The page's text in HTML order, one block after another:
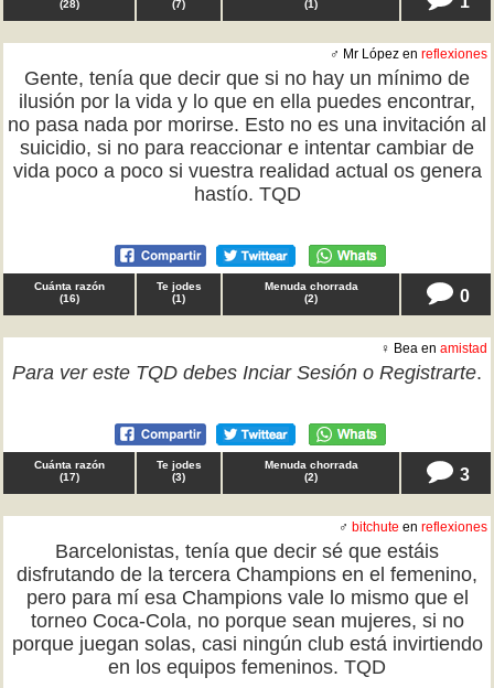
(28)
(7)
(1)
♂ Mr López en reflexiones
Gente, tenía que decir que si no hay un mínimo de
ilusión por la vida y lo que en ella puedes encontrar,
no pasa nada por morirse. Esto no es una invitación al
suicidio, si no para reaccionar e intentar cambiar de
vida poco a poco si vuestra realidad actual os genera
hastío. TQD
Cuánta razón
(16)
Te jodes
(1)
Menuda chorrada
(2) 0
♀ Bea en amistad
Para ver este TQD debes Inciar Sesión o Registrarte.
Cuánta razón
(17)
Te jodes
(3)
Menuda chorrada
(2) 3
♂ bitchute en reflexiones
Barcelonistas, tenía que decir sé que estáis
disfrutando de la tercera Champions en el femenino,
pero para mí esa Champions vale lo mismo que el
torneo Coca-Cola, no porque sean mujeres, si no
porque juegan solas, casi ningún club está invirtiendo
en los equipos femeninos. TQD